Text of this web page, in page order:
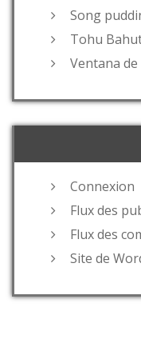
Song
Tohu
Ventana de
Connexion
Flux des
Flux des
Site de